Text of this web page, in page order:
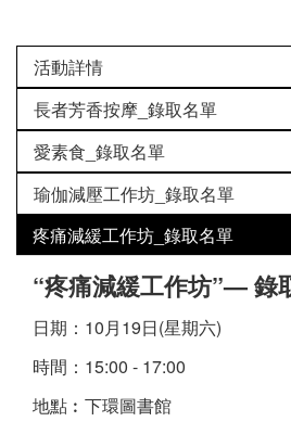
活動詳情
長者芳香按摩_錄取名單
愛素食_錄取名單
瑜伽減壓工作坊_錄取名單
疼痛減緩工作坊_錄取名單
“疼痛減緩工作坊”— 錄
日期：10月19日(星期六)
時間：15:00 - 17:00
地點︰下環圖書館